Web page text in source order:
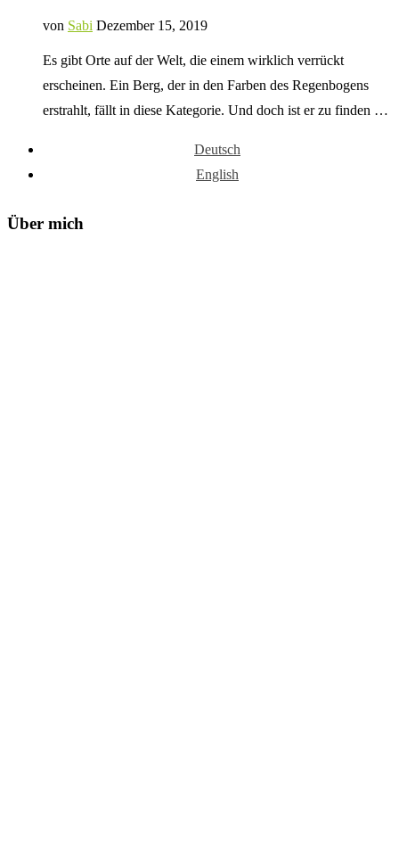
von Sabi Dezember 15, 2019
Es gibt Orte auf der Welt, die einem wirklich verrückt
erscheinen. Ein Berg, der in den Farben des Regenbogens
erstrahlt, fällt in diese Kategorie. Und doch ist er zu finden …
Deutsch
English
Über mich